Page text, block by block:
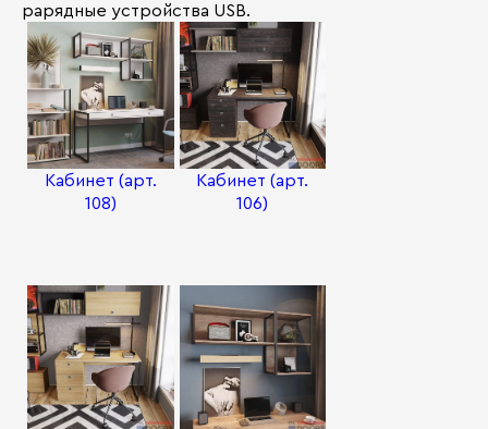
pарядные устройства USB.
Кабинет (арт.
108)
Кабинет (арт.
106)